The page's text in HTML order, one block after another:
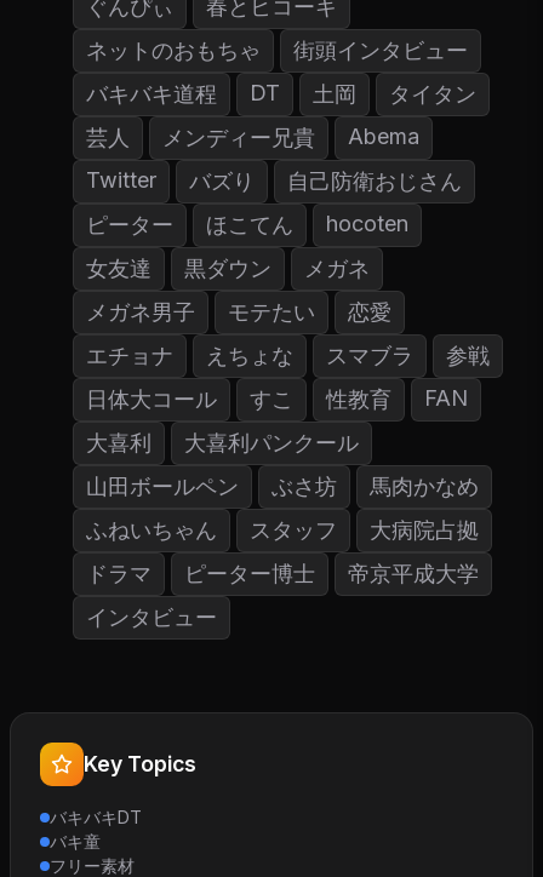
ぐんぴぃ
春とヒコーキ
ネットのおもちゃ
街頭インタビュー
バキバキ道程
DT 土岡
タイタン
芸人
メンディー兄貴
Abema
Twitter
バズり
自己防衛おじさん
ピーター
ほこてん
hocoten
女友達
黒ダウン
メガネ
メガネ男子
モテたい
恋愛
エチョナ
えちょな スマブラ
参戦
日体大コール
すこ 性教育
FAN
大喜利
大喜利パンクール
山田ボールペン
ぶさ坊
馬肉かなめ
ふねいちゃん
スタッフ
大病院占拠
ドラマ
ピーター博士
帝京平成大学
インタビュー
Key Topics
バキバキDT
バキ童
フリー素材